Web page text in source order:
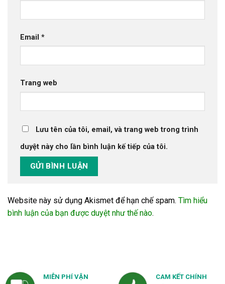
Email *
Trang web
Lưu tên của tôi, email, và trang web trong trình
duyệt này cho lần bình luận kế tiếp của tôi.
Website này sử dụng Akismet để hạn chế spam. Tìm hiểu
bình luận của bạn được duyệt như thế nào.
MIỄN PHÍ VẬN
CAM KẾT CHÍNH